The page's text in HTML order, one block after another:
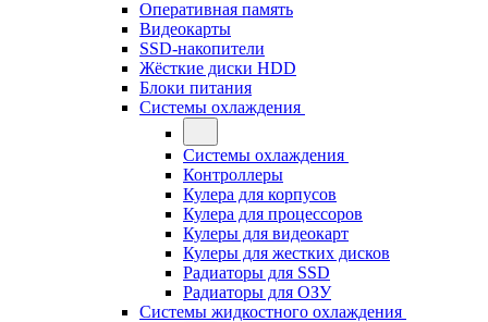
Оперативная память
Видеокарты
SSD-накопители
Жёсткие диски HDD
Блоки питания
Системы охлаждения
Системы охлаждения
Контроллеры
Кулера для корпусов
Кулера для процессоров
Кулеры для видеокарт
Кулеры для жестких дисков
Радиаторы для SSD
Радиаторы для ОЗУ
Системы жидкостного охлаждения